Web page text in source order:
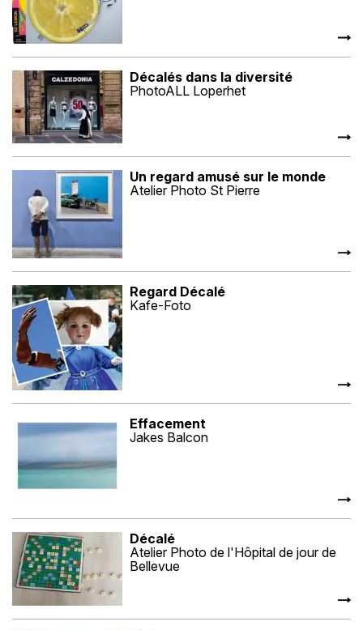
Décalés dans la diversité
PhotoALL Loperhet
Un regard amusé sur le monde
Atelier Photo St Pierre
Regard Décalé
Kafe-Foto
Effacement
Jakes Balcon
Décalé
Atelier Photo de l'Hôpital de jour de
Bellevue